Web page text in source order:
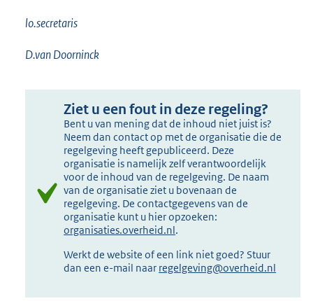
lo.secretaris
D.van Doorninck
Ziet u een fout in deze regeling?
Bent u van mening dat de inhoud niet juist is?
Neem dan contact op met de organisatie die de
regelgeving heeft gepubliceerd. Deze
organisatie is namelijk zelf verantwoordelijk
voor de inhoud van de regelgeving. De naam
van de organisatie ziet u bovenaan de
regelgeving. De contactgegevens van de
organisatie kunt u hier opzoeken:
organisaties.overheid.nl.
Werkt de website of een link niet goed? Stuur
dan een e-mail naar regelgeving@overheid.nl